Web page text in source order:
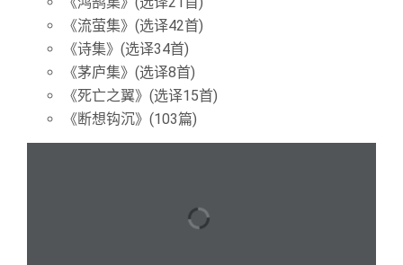
《流萤集》(选译42首)
《诗集》(选译34首)
《茅庐集》(选译8首)
《死亡之翼》(选译15首)
《断想钩沉》(103篇)